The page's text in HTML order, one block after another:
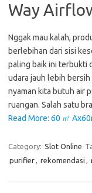
Way
Nggak mau kalah,
berlebihan dari sisi
paling baik ini terbukti
udara jauh lebih
nyaman kita butuh air
ruangan. Salah satu
Read More: 60 ㎡
Category: Slot Online
purifier, rekomendasi ,